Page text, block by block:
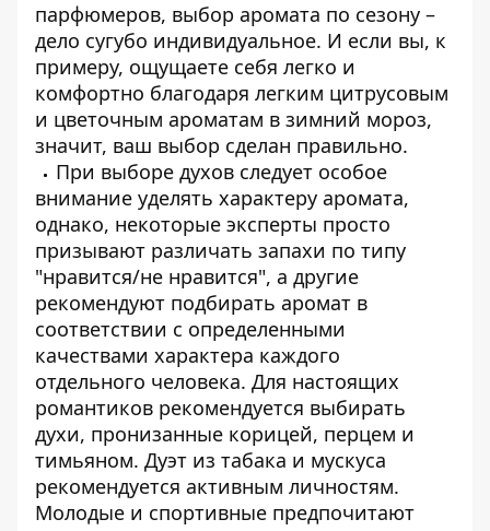
парфюмеров, выбор аромата по сезону –
дело сугубо индивидуальное. И если вы, к
примеру, ощущаете себя легко и
комфортно благодаря легким цитрусовым
и цветочным ароматам в зимний мороз,
значит, ваш выбор сделан правильно.
При выборе духов следует особое
внимание уделять характеру аромата,
однако, некоторые эксперты просто
призывают различать запахи по типу
"нравится/не нравится", а другие
рекомендуют подбирать аромат в
соответствии с определенными
качествами характера каждого
отдельного человека. Для настоящих
романтиков рекомендуется выбирать
духи, пронизанные корицей, перцем и
тимьяном. Дуэт из табака и мускуса
рекомендуется активным личностям.
Молодые и спортивные предпочитают